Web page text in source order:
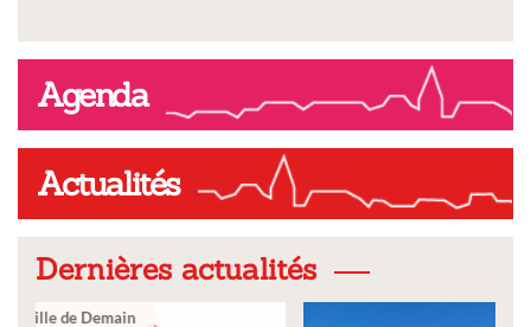
Agenda
Actualités
Dernières actualités